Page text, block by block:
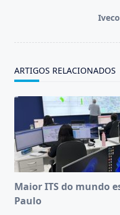
ARTIGOS RELACIONADOS
Maior ITS do mundo
Paulo